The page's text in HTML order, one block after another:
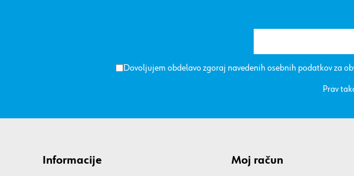
Dovoljujem obdelavo zgoraj navedenih osebnih podatkov za
Prav
Informacije Moj račun